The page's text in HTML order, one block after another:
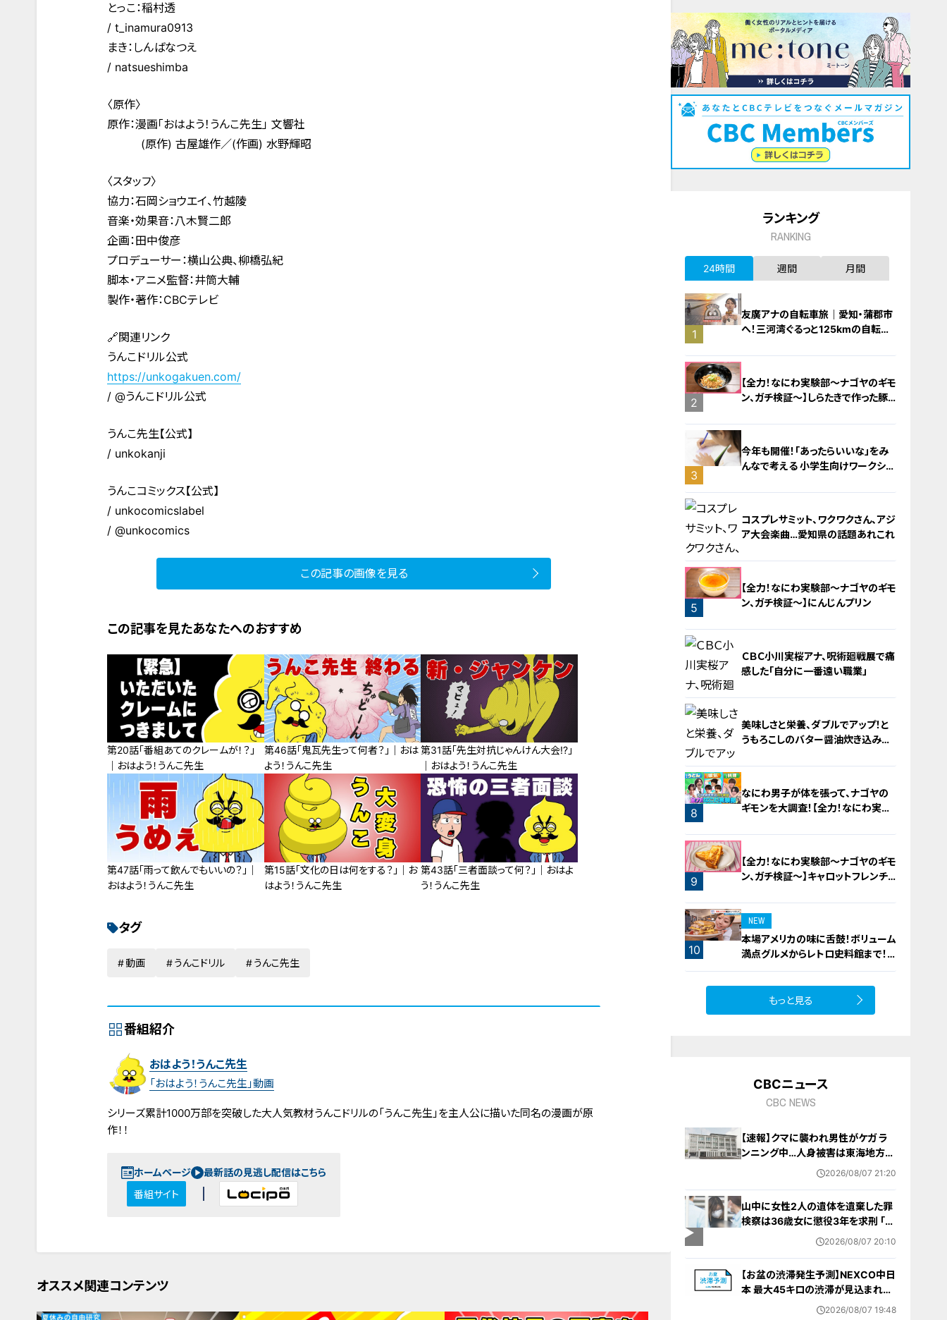
とっこ：稲村透
/ t_inamura0913
まき：しんばなつえ
/ natsueshimba
〈原作〉
原作：漫画「おはよう！うんこ先生」 文響社
(原作) 古屋雄作／(作画) 水野輝昭
〈スタッフ〉
協力：石岡ショウエイ、竹越陵
音楽・効果音：八木賢二郎
企画：田中俊彦
プロデューサー：横山公典、柳橋弘紀
脚本・アニメ監督：井筒大輔
製作・著作：CBCテレビ
🔗関連リンク
うんこドリル公式
https://unkogakuen.com/
/ @うんこドリル公式
うんこ先生【公式】
/ unkokanji
うんこコミックス【公式】
/ unkocomicslabel
/ @unkocomics
この記事の画像を見る
この記事を見たあなたへのおすすめ
第20話「番組あてのクレームが！？」
｜おはよう！うんこ先生
第46話「鬼瓦先生って何者？」｜おは
よう！うんこ先生
第31話「先生対抗じゃんけん大会!?」
｜おはよう！うんこ先生
第47話「雨って飲んでもいいの？」｜
おはよう！うんこ先生
第15話「文化の日は何をする？」｜お
はよう！うんこ先生
第43話「三者面談って何？」｜おはよ
う！うんこ先生
タグ
動画 うんこドリル うんこ先生
番組紹介
おはよう！うんこ先生
「おはよう！うんこ先生」動画
シリーズ累計1000万部を突破した大人気教材うんこドリルの「うんこ先生」を主人公に描いた同名の漫画が原
作！！
ホームページ
番組サイト
最新話の見逃し配信はこちら
オススメ関連コンテンツ
ランキング
RANKING
24時間 週間 月間
1
友廣アナの自転車旅｜愛知・蒲郡市
へ！三河湾ぐるっと125kmの自転車
2
【全力！なにわ実験部～ナゴヤのギモ
ン、ガチ検証～】しらたきで作った豚
3
今年も開催！「あったらいいな」をみ
んなで考える 小学生向けワークショ
4
コスプレサミット、ワクワクさん、アジ
ア大会楽曲…愛知県の話題あれこれ
5
【全力！なにわ実験部～ナゴヤのギモ
ン、ガチ検証～】にんじんプリン
6
ＣＢＣ小川実桜アナ、呪術廻戦展で痛
感した「自分に一番遠い職業」
7
美味しさと栄養、ダブルでアップ！と
うもろこしのバター醤油炊き込みご
8
なにわ男子が体を張って、ナゴヤの
ギモンを大調査！【全力！なにわ実験
9
【全力！なにわ実験部～ナゴヤのギモ
ン、ガチ検証～】キャロットフレンチ
10
NEW
本場アメリカの味に舌鼓！ボリューム
満点グルメからレトロ史料館まで！
愛知・東海市の感動スポット3選
もっと見る
CBCニュース
CBC NEWS
【速報】クマに襲われ男性がケガ ラ
ンニング中…人身被害は東海地方で
今シーズン初めて 岐阜県高山市
2026/08/07 21:20
山中に女性2人の遺体を遺棄した罪
検察は36歳女に懲役3年を求刑 ｢遺
棄時に近くに居続けたこと自体が重
2026/08/07 20:10
【お盆の渋滞発生予測】NEXCO中日
本 最大45キロの渋滞が見込まれる
区間も… 中央道・東名・新東名・東名
2026/08/07 19:48